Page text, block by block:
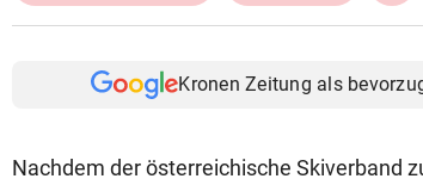
Kronen Zeitung als
Nachdem der österreichische Skiverband